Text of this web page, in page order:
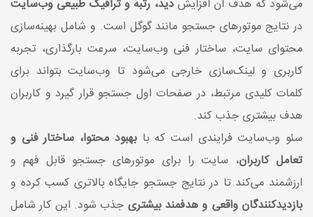
می‌شود که هدف آن افزایشدید، رتبه و ترافیک طبیعی وب‌سایت
در نتایج موتورهای جستجو مانند گوگل است. و شامل بهینه‌سازی
محتوای سایت، ساختار فنی وب‌سایت، سرعت بارگذاری، تجربه
کاربری و لینک‌سازی خارجی می‌شود تا وب‌سایت بتواند برای
کلمات کلیدی مرتبط، در صفحات اول جستجو قرار گیرد و کاربران
هدف بیشتری جذب کند.
سئو وب‌سایت فرایندی است که بابهبود محتوا، ساختار فنی و
تعامل کاربران، سایت را برای موتورهای جستجو قابل فهم و
ارزشمند می‌کند تا در نتایج جستجو جایگاه بالاتری کسب کرده و
بازدیدکنندگان واقعی و هدفمند بیشتری جذب شود. این کار شامل